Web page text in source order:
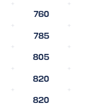
760
785
805
820
820